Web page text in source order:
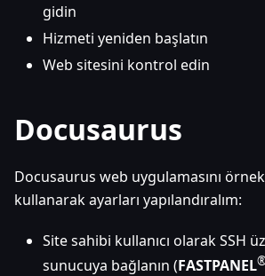
gidin
Hizmeti yeniden başlatın
Web sitesini kontrol edin
Docusaurus
Docusaurus web uygulamasını
kullanarak ayarları yapılandıralım:
Site sahibi kullanıcı olarak SSH
sunucuya bağlanın (FASTPANEL